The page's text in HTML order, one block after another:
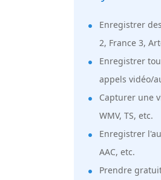
Enregistrer
2, France 3,
Enregistrer
appels vidéo/
Capturer une
WMV, TS, etc.
Enregistrer
AAC, etc.
Prendre